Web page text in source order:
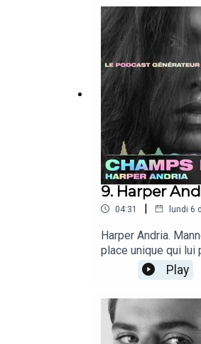
9. Harper
04:31 | lundi 6
Harper Andria.
place unique qui lui
Lyrics :
Play